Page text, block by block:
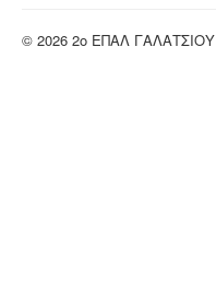
© 2026 2ο ΕΠΑΛ ΓΑΛΑΤΣΙΟΥ